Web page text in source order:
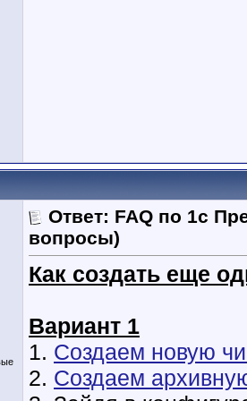
Ответ: FAQ по 1с
вопросы)
Как создать еще
Вариант 1
1. Создаем новую
2. Создаем